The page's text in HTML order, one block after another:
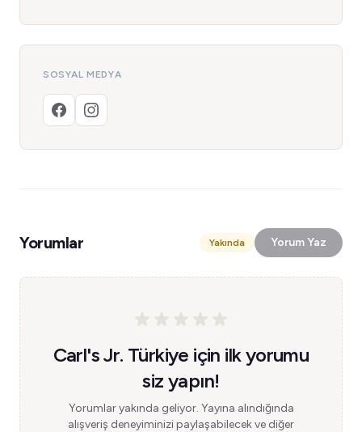
SOSYAL MEDYA
Yorumlar Yakında Yorum Yaz
Carl's Jr. Türkiye için ilk yorumu
siz yapın!
Yorumlar yakında geliyor. Yayına alındığında
alışveriş deneyiminizi paylaşabilecek ve diğer